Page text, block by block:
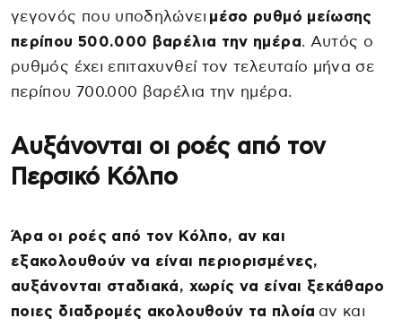
γεγονός που υποδηλώνει μέσο ρυθμό μείωσης
περίπου 500.000 βαρέλια την ημέρα. Αυτός ο
ρυθμός έχει επιταχυνθεί τον τελευταίο μήνα σε
περίπου 700.000 βαρέλια την ημέρα.
Αυξάνονται οι ροές από τον
Περσικό Κόλπο
Άρα οι ροές από τον Κόλπο, αν και
εξακολουθούν να είναι περιορισμένες,
αυξάνονται σταδιακά, χωρίς να είναι ξεκάθαρο
ποιες διαδρομές ακολουθούν τα πλοία αν και